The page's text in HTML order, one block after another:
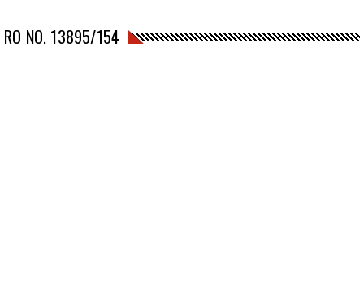
RO NO. 13895/154